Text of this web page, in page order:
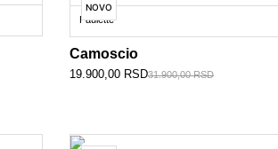
NOVO
Paulette
Camoscio
31.900,00RSD
19.900,00 RSD